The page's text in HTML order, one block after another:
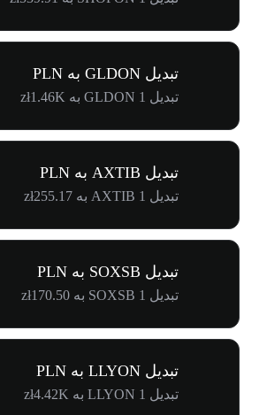
تبدیل GLDON به PLN
تبدیل 1 GLDON به zł1.46K
تبدیل AXTIB به PLN
تبدیل 1 AXTIB به zł255.17
تبدیل SOXSB به PLN
تبدیل 1 SOXSB به zł170.50
تبدیل LLYON به PLN
تبدیل 1 LLYON به zł4.42K